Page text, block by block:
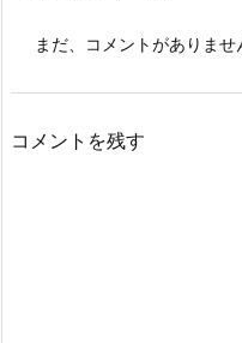
まだ、コメントがありませ
コメントを残す